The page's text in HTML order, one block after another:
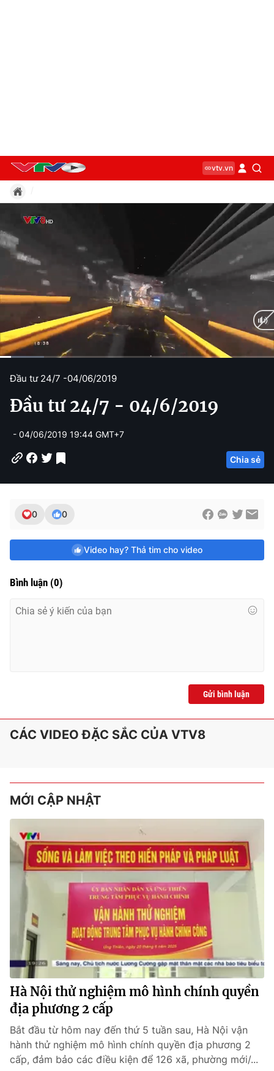
vtv.vn
r
e
n
r
t
Đầu tư 24/7 -04/06/2019
Đầu tư 24/7 - 04/6/2019
- 04/06/2019 19:44 GMT+7
Chia sẻ
0 0
Video hay? Thả tim cho video
Bình luận (0)
Gửi bình luận
CÁC VIDEO ĐẶC SẮC CỦA VTV8
MỚI CẬP NHẬT
Hà Nội thử nghiệm mô hình chính quyền
địa phương 2 cấp
Bắt đầu từ hôm nay đến thứ 5 tuần sau, Hà Nội vận
hành thử nghiệm mô hình chính quyền địa phương 2
cấp, đảm bảo các điều kiện để 126 xã, phường mới/...